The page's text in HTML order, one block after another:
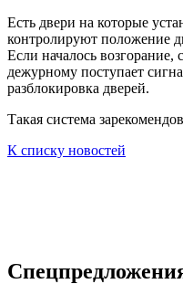
Есть двери на которые
контролируют положение
Если началось возгорание,
дежурному поступает
разблокировка дверей.
Такая система
К списку новостей